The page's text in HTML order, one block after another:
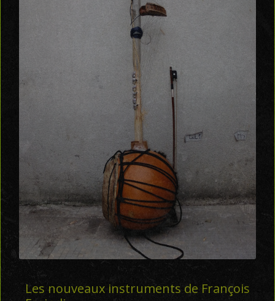
Les nouveaux instruments de François